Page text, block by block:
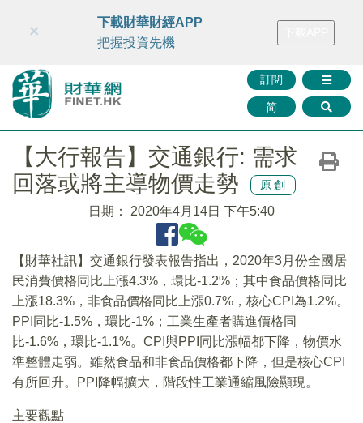
財華智庫網 FINTV FINMETA 財華證券 媒體矩陣
訂閱
简
×
下載財華財經APP
把握投資先機
【大行報告】交通銀行: 需求
回落或將主導物價走勢
原創
日期： 2020年4月14日 下午5:40
【財華社訊】交通銀行發表報告指出，2020年3月份全國居
民消費價格同比上漲4.3%，環比-1.2%；其中食品價格同比
上漲18.3%，非食品價格同比上漲0.7%，核心CPI為1.2%。
PPI同比-1.5%，環比-1%；工業生產者購進價格同
比-1.6%，環比-1.1%。CPI與PPI同比漲幅都下降，物價水
準整體走弱。雖然食品和非食品價格都下降，但是核心CPI
有所回升。PPI降幅擴大，階段性工業通縮風險顯現。
主要觀點